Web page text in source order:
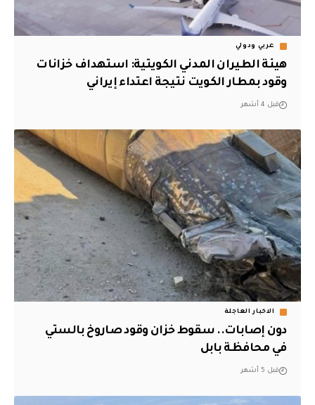
عربي ودولي
هيئة الطيران المدني الكويتية: استهداف خزانات
وقود بمطار الكويت نتيجة اعتداء إيراني
قبل 4 أشهر
الاخبار العاجلة
دون إصابات.. سقوط خزان وقود صاروخ بالستي
في محافظة بابل
قبل 5 أشهر